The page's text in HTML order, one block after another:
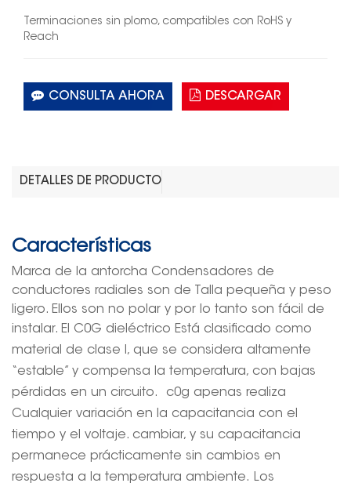
Terminaciones sin plomo, compatibles con RoHS y
Reach
CONSULTA AHORA DESCARGAR
DETALLES DE PRODUCTO
Características
Marca de la antorcha Condensadores de
conductores radiales son de Talla pequeña y peso
ligero. Ellos son no polar y por lo tanto son fácil de
instalar. El C0G dieléctrico Está clasificado como
material de clase I, que se considera altamente
“estable” y compensa la temperatura, con bajas
pérdidas en un circuito.
c0g apenas realiza
Cualquier variación en la capacitancia con el
tiempo y el voltaje. cambiar, y su capacitancia
permanece prácticamente sin cambios en
respuesta a la temperatura ambiente. Los